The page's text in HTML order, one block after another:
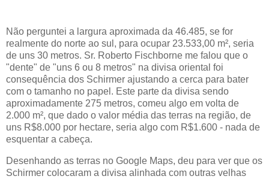
Não perguntei a largura aproximada da 46.485, se for
realmente do norte ao sul, para ocupar 23.533,00 m², seria
de uns 30 metros. Sr. Roberto Fischborne me falou que o
"dente" de "uns 6 ou 8 metros" na divisa oriental foi
consequência dos Schirmer ajustando a cerca para bater
com o tamanho no papel. Este parte da divisa sendo
aproximadamente 275 metros, comeu algo em volta de
2.000 m², que dado o valor média das terras na região, de
uns R$8.000 por hectare, seria algo com R$1.600 - nada de
esquentar a cabeça.
Desenhando as terras no Google Maps, deu para ver que os
Schirmer colocaram a divisa alinhada com outras velhas